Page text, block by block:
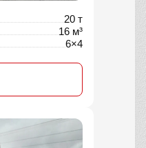
20 т
16 м³
6×4